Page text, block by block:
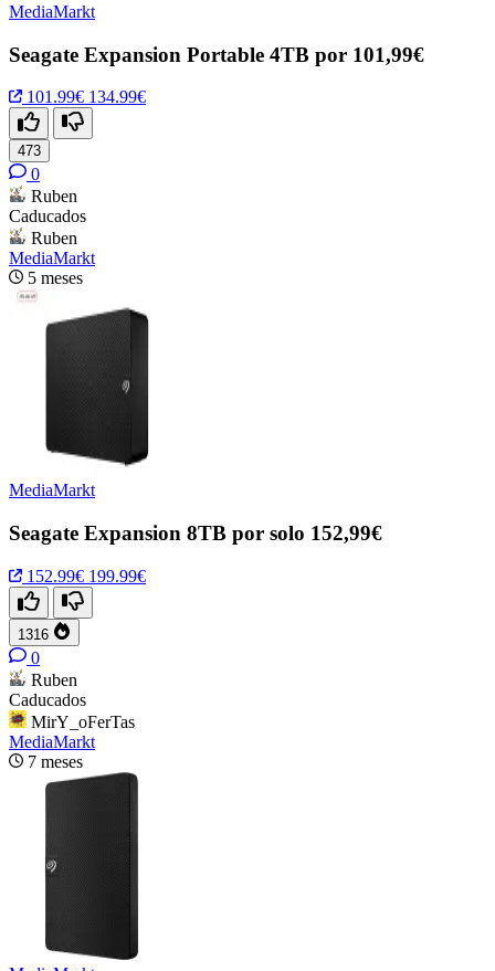
MediaMarkt
Seagate Expansion Portable 4TB por 101,99€
101.99€ 134.99€
473
0
Ruben
Caducados
Ruben
MediaMarkt
5 meses
MediaMarkt
Seagate Expansion 8TB por solo 152,99€
152.99€ 199.99€
1316
0
Ruben
Caducados
MirY_oFerTas
MediaMarkt
7 meses